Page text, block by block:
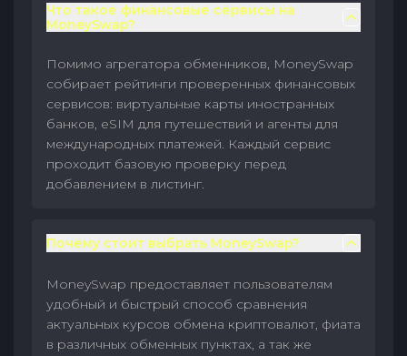
Что такое финансовые сервисы на
MoneySwap?
Помимо агрегатора обменников, MoneySwap
собирает рейтинги проверенных финансовых
сервисов: виртуальные карты иностранных
банков, eSIM для путешествий и агенты для
международных платежей. Каждый сервис
проходит базовую проверку перед
добавлением в листинг.
Почему стоит выбрать MoneySwap?
MoneySwap предоставляет пользователям
удобный и быстрый способ сравнения
актуальных курсов обмена криптовалют, фиата
в различных обменных пунктах, а так же